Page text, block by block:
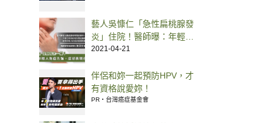
藝人吳慷仁「急性扁桃腺發
炎」住院！醫師曝：年輕人
表現症狀通常較嚴重
2021-04-21
伴侶和妳一起預防HPV，才
有資格說愛妳！
PR・台灣癌症基金會